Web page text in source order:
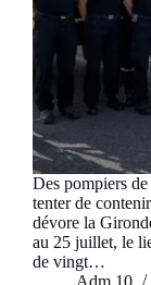
Des pompiers
tenter de
dévore la
au 25 juillet, le
de vingt…